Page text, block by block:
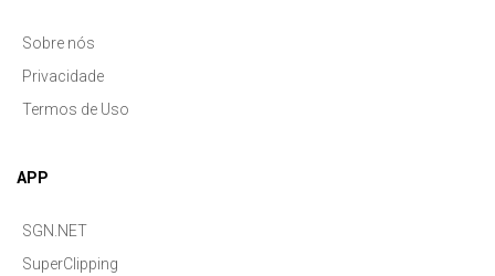
Sobre nós
Privacidade
Termos de Uso
APP
SGN.NET
SuperClipping